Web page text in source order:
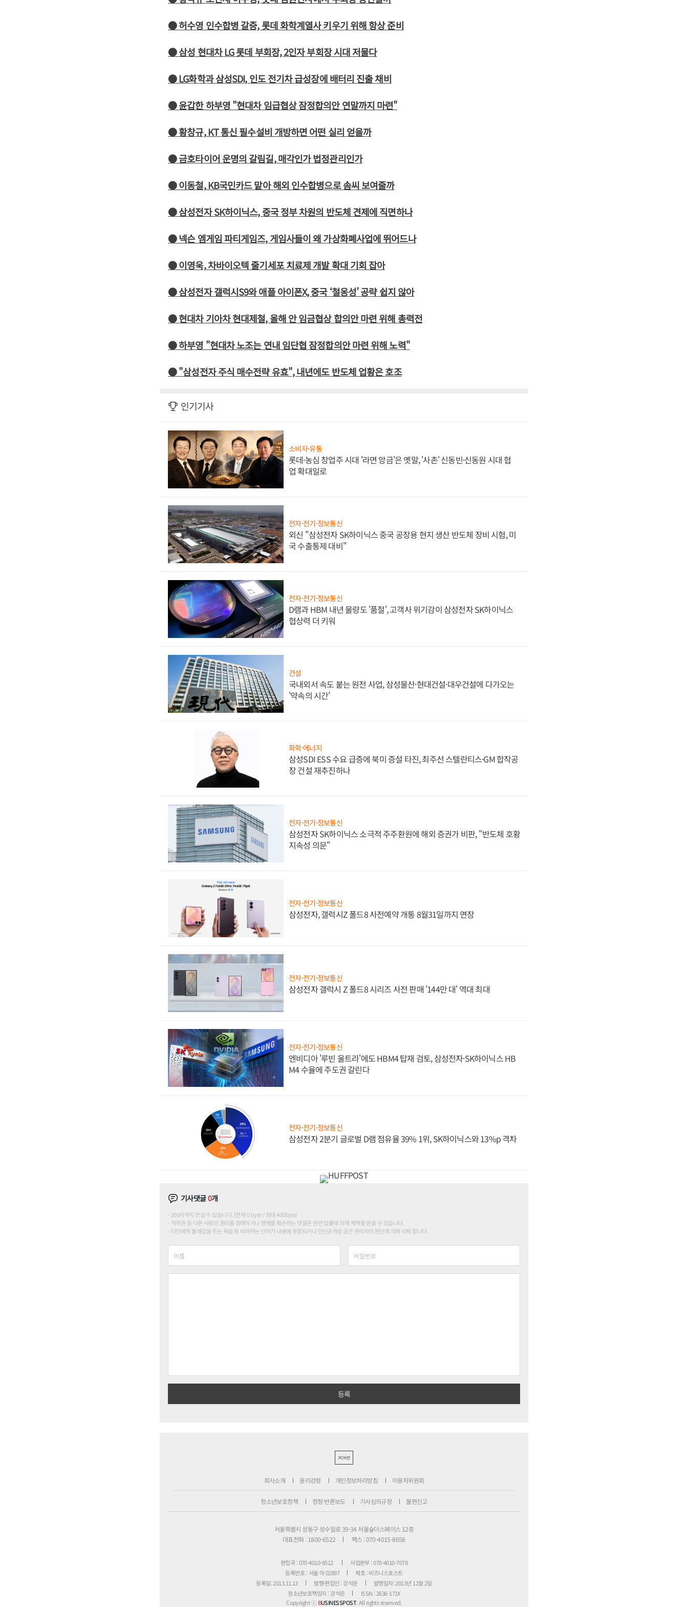
● 허수영 인수합병 갈증, 롯데 화학계열사 키우기 위해 항상 준비
● 삼성 현대차 LG 롯데 부회장, 2인자 부회장 시대 저물다
● LG화학과 삼성SDI, 인도 전기차 급성장에 배터리 진출 채비
● 윤갑한 하부영 "현대차 임급협상 잠정합의안 연말까지 마련"
● 황창규, KT 통신 필수설비 개방하면 어떤 실리 얻을까
● 금호타이어 운명의 갈림길, 매각인가 법정관리인가
● 이동철, KB국민카드 맡아 해외 인수합병으로 솜씨 보여줄까
● 삼성전자 SK하이닉스, 중국 정부 차원의 반도체 견제에 직면하나
● 넥슨 엠게임 파티게임즈, 게임사들이 왜 가상화폐사업에 뛰어드나
● 이영욱, 차바이오텍 줄기세포 치료제 개발 확대 기회 잡아
● 삼성전자 갤럭시S9와 애플 아이폰X, 중국 ‘철옹성’ 공략 쉽지 않아
● 현대차 기아차 현대제철, 올해 안 임금협상 합의안 마련 위해 총력전
● 하부영 "현대차 노조는 연내 임단협 잠정합의안 마련 위해 노력"
● "삼성전자 주식 매수전략 유효", 내년에도 반도체 업황은 호조
인기기사
소비자·유통
롯데·농심 창업주 시대 '라면 앙금'은 옛말, '사촌' 신동빈·신동원 시대 협
업 확대일로
전자·전기·정보통신
외신 "삼성전자 SK하이닉스 중국 공장용 현지 생산 반도체 장비 시험, 미
국 수출통제 대비"
전자·전기·정보통신
D램과 HBM 내년 물량도 '품절', 고객사 위기감이 삼성전자 SK하이닉스
협상력 더 키워
건설
국내외서 속도 붙는 원전 사업, 삼성물산·현대건설·대우건설에 다가오는
'약속의 시간'
화학·에너지
삼성SDI ESS 수요 급증에 북미 증설 타진, 최주선 스텔란티스·GM 합작공
장 건설 재추진하나
전자·전기·정보통신
삼성전자 SK하이닉스 소극적 주주환원에 해외 증권가 비판, "반도체 호황
지속성 의문"
전자·전기·정보통신
삼성전자, 갤럭시Z 폴드8 사전예약 개통 8월31일까지 연장
전자·전기·정보통신
삼성전자 갤럭시 Z 폴드8 시리즈 사전 판매 '144만 대' 역대 최대
전자·전기·정보통신
엔비디아 '루빈 울트라'에도 HBM4 탑재 검토, 삼성전자·SK하이닉스 HB
M4 수율에 주도권 갈린다
전자·전기·정보통신
삼성전자 2분기 글로벌 D램 점유율 39% 1위, SK하이닉스와 13%p 격차
기사댓글0개
200자까지 쓰실 수 있습니다. (현재 0 byte / 최대 400byte)
저작권 등 다른 사람의 권리를 침해하거나 명예를 훼손하는 댓글은 관련 법률에 의해 제재를 받을 수 있습니다.
타인에게 불쾌감을 주는 욕설 등 비하하는 단어가 내용에 포함되거나 인신공격성 글은 관리자의 판단에 의해 삭제 합니다.
PC버전
회사소개 윤리강령 개인정보처리방침 이용자위원회
청소년보호정책 정정·반론보도 기사심의규정 불편신고
서울특별시 성동구 성수일로 39-34 서울숲더스페이스 12층
대표전화 : 1800-6522
팩스 : 070-4015-8658
편집국 : 070-4010-8512
사업본부 : 070-4010-7078
등록번호 : 서울 아 02897
제호 : 비즈니스포스트
등록일: 2013.11.13
발행·편집인 : 강석운
발행일자: 2013년 12월 2일
청소년보호책임자 : 강석운
ISSN : 2636-171X
Copyright ⓒBUSINESSPOST. All rights reserved.